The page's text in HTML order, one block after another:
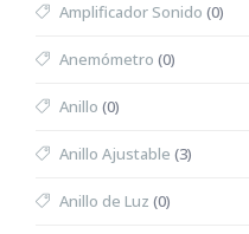
Amplificador Sonido (0)
Anemómetro (0)
Anillo (0)
Anillo Ajustable (3)
Anillo de Luz (0)